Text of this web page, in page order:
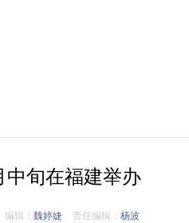
中旬在福建举办
编辑： 魏婷婕 责任编辑： 杨波